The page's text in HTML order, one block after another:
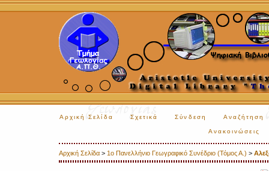
Αρχική Σελίδα Σχετικά Σύνδεση Αναζήτηση
Ανακοινώσεις
Αρχική Σελίδα > 1ο Πανελλήνιο Γεωγραφικό Συνέδριο (Τόμος Α.) >